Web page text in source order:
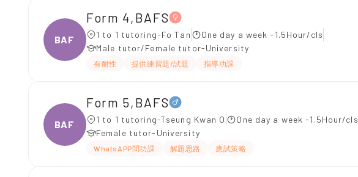
BAFS
Form 4,BAFS
1 to 1 tutoring-Fo Tan
One day a week -1.5Hour/cls
Male tutor/Female tutor-University
有耐性 提供練習題/試題 指導功課
BAFS
Form 5,BAFS
1 to 1 tutoring-Tseung Kwan O
One day a week -1.5Hour/cls
Female tutor-University
WhatsAPP問功課 解題思路 應試策略